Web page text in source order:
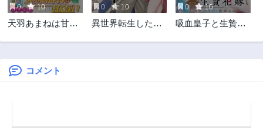
第64.1話
1年前
第63.2話
1年前
第63.1話 第62.2話
第62.1話
0 10
天羽あまねは甘く
0 10
異世界転生したの
0 10
吸血皇子と生贄花
コメント